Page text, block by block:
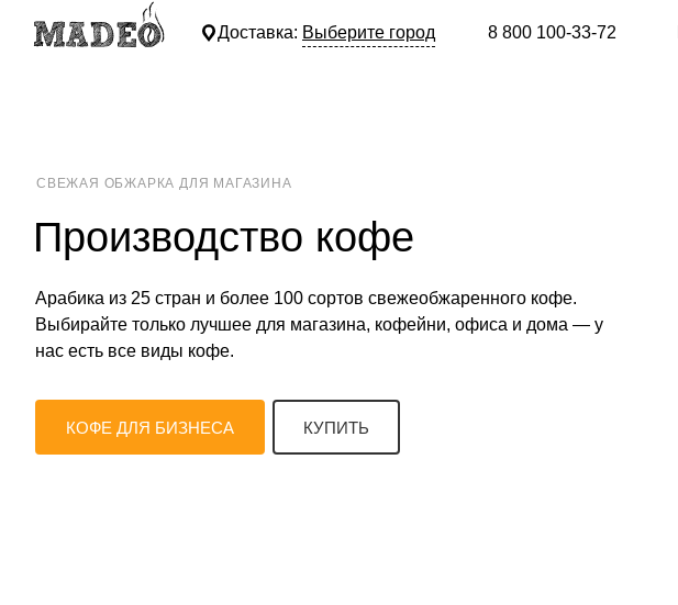
Доставка: Выберите город 8 800 100-33-72
СВЕЖАЯ ОБЖАРКА ДЛЯ МАГАЗИНА
Производство кофе
Арабика из 25 стран и более 100 сортов свежеобжаренного кофе.
Выбирайте только лучшее для магазина, кофейни, офиса и дома — у
нас есть все виды кофе.
КОФЕ ДЛЯ БИЗНЕСА КУПИТЬ